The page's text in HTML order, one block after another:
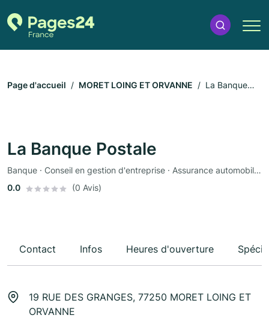
Page d'accueil MORET LOING ET ORVANNE
La Banque
La Banque Postale
Banque · Conseil en gestion d'entreprise · Assurance automobile · Assurance
0.0
(0 Avis)
Contact Infos Heures d'ouverture
19 RUE DES GRANGES, 77250 MORET LOING ET
ORVANNE